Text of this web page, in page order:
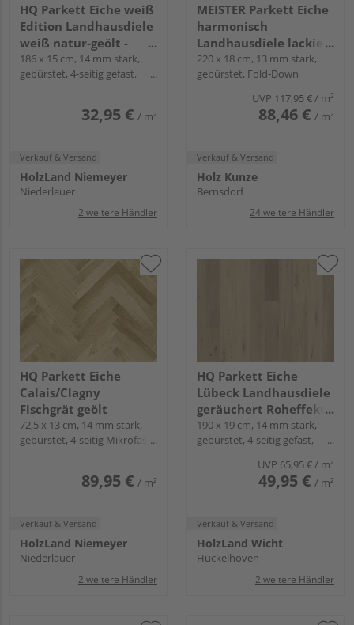
HQ Parkett Eiche weiß
Edition Landhausdiele
weiß natur-geölt -
Rustikal
186 x 15 cm, 14 mm stark,
gebürstet, 4-seitig gefast,
32,95 € / m²
Verkauf & Versand
HolzLand Niemeyer
Niederlauer
2 weitere Händler
MEISTER Parkett Eiche
harmonisch
Landhausdiele lackiert
- MeisterParkett.
longlife PD 400
220 x 18 cm, 13 mm stark,
gebürstet, Fold-Down
UVP 117,95 €/ m²
88,46 € / m²
Verkauf & Versand
Holz Kunze
Bernsdorf
24 weitere Händler
HQ Parkett Eiche
Calais/Clagny
Fischgrät geölt
72,5 x 13 cm, 14 mm stark,
gebürstet, 4-seitig Mikrofase,
89,95 € / m²
Verkauf & Versand
HolzLand Niemeyer
Niederlauer
2 weitere Händler
HQ Parkett Eiche
Lübeck Landhausdiele
geräuchert Roheffekt
natur-geölt - Rustikal
190 x 19 cm, 14 mm stark,
gebürstet, 4-seitig gefast,
UVP 65,95 €/ m²
49,95 € / m²
Verkauf & Versand
HolzLand Wicht
Hückelhoven
2 weitere Händler